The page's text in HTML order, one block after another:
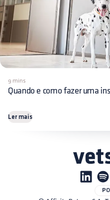
9 mins
Quando e como fazer uma
Ler mais